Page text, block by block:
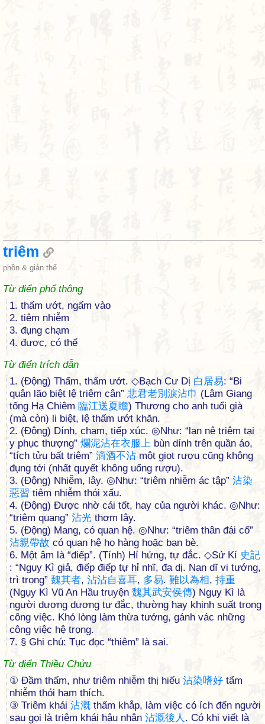
triêm
phồn & giản thể
Từ điển phổ thông
1. thấm ướt, ngấm vào
2. tiêm nhiễm
3. đụng chạm
4. được, có thể
Từ điển trích dẫn
1. (Động) Thấm, thấm ướt. ◇Bạch Cư Dị 白 居易: “Bi
quân lão biệt lệ triêm cân” 悲君老別 淚沾巾 (Lâm Giang
tống Hạ Chiêm 臨江送夏瞻) Thương cho anh tuổi già
(mà còn) li biệt, lệ thấm ướt khăn.
2. (Động) Dính, chạm, tiếp xúc. ◎Như: “lạn nê triêm tại
y phục thượng” 爛泥沾在衣服上 bùn dính trên quần áo,
“tích tửu bất triêm” 滴酒不沾 một giọt rượu cũng không
đụng tới (nhất quyết không uống rượu).
3. (Động) Nhiễm, lây. ◎Như: “triêm nhiễm ác tập” 沾染
惡習 tiêm nhiễm thói xấu.
4. (Động) Được nhờ cái tốt, hay của người khác. ◎Như:
“triêm quang” 沾光 thơm lây.
5. (Động) Mang, có quan hệ. ◎Như: “triêm thân đái cố”
沾親帶故 có quan hệ họ hàng hoặc bạn bè.
6. Một âm là “điếp”. (Tính) Hí hửng, tự đắc. ◇Sử Kí 史記
: “Ngụy Kì giả, điếp điếp tự hỉ nhĩ, đa dị. Nan dĩ vi tướng,
trì trọng” 魏其者, 沾沾自喜耳, 多易. 難以為相, 持重
(Ngụy Kì Vũ An Hầu truyện 魏其武安侯傳) Ngụy Kì là
người dương dương tự đắc, thường hay khinh suất trong
công việc. Khó lòng làm thừa tướng, gánh vác những
công việc hệ trọng.
7. § Ghi chú: Tục đọc “thiêm” là sai.
Từ điển Thiều Chửu
① Ðầm thấm, như triêm nhiễm thị hiếu 沾染嗜好 tẩm
nhiễm thói ham thích.
③ Triêm khái 沾溉 thấm khắp, làm việc có ích đến người
sau gọi là triêm khái hậu nhân 沾溉後 人 . Có khi viết là